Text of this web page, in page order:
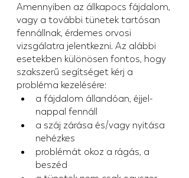
Amennyiben az állkapocs fájdalom,
vagy a további tünetek tartósan
fennállnak, érdemes orvosi
vizsgálatra jelentkezni. Az alábbi
esetekben különösen fontos, hogy
szakszerű segítséget kérj a
probléma kezelésére:
a fájdalom állandóan, éjjel-
nappal fennáll
a száj zárása és/vagy nyitása
nehézkes
problémát okoz a rágás, a
beszéd